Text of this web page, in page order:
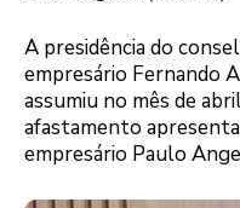
A presidência do
empresário Fernando
assumiu no mês de
afastamento
empresário Paulo